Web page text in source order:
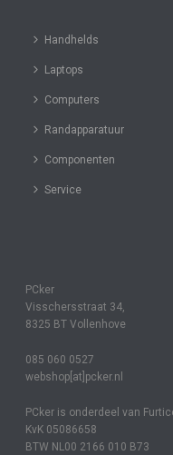
Handhelds
Laptops
Computers
Randapparatuur
Componenten
Service
PCker
Visschersstraat 34,
8325 BT Vollenhove
085 060 0527
webshop[at]pcker.nl
PCker is onderdeel van
KvK 05086658
BTW NL00 2166 010 B73